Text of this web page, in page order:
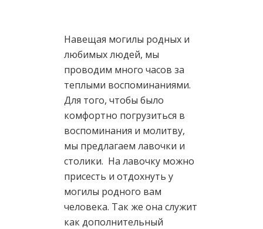
Навещая могилы родных и
любимых людей, мы
проводим много часов за
теплыми воспоминаниями.
Для того, чтобы было
комфортно погрузиться в
воспоминания и молитву,
мы предлагаем лавочки и
столики. На лавочку можно
присесть и отдохнуть у
могилы родного вам
человека. Так же она служит
как дополнительный